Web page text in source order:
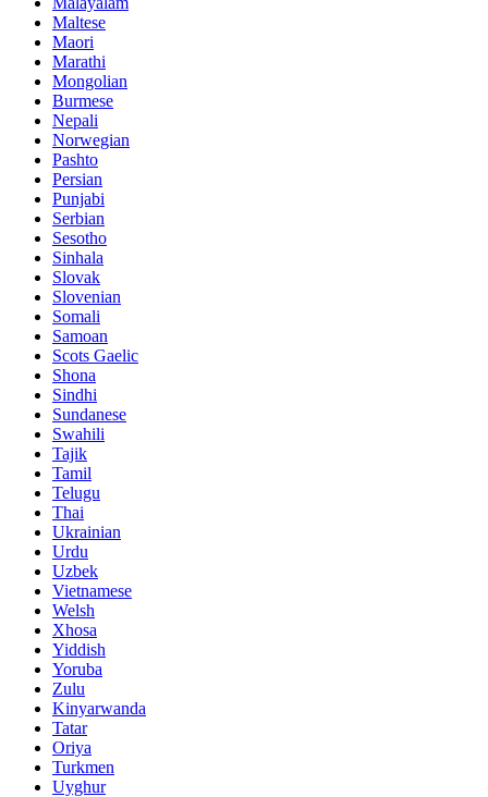
Maltese
Maori
Marathi
Mongolian
Burmese
Nepali
Norwegian
Pashto
Persian
Punjabi
Serbian
Sesotho
Sinhala
Slovak
Slovenian
Somali
Samoan
Scots Gaelic
Shona
Sindhi
Sundanese
Swahili
Tajik
Tamil
Telugu
Thai
Ukrainian
Urdu
Uzbek
Vietnamese
Welsh
Xhosa
Yiddish
Yoruba
Zulu
Kinyarwanda
Tatar
Oriya
Turkmen
Uyghur